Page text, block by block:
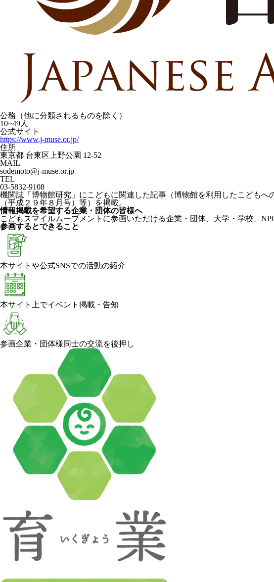
公務（他に分類されるものを除く）
10~49人
公式サイト
https://www.j-muse.or.jp/
住所
東京都 台東区上野公園 12-52
MAIL
sodemoto@j-muse.or.jp
TEL
03-5832-9108
機関誌「博物館研究」にこどもに関連した記事（博物館を利用したこども
（平成２９年８月号）等）を掲載。
情報掲載を希望する企業・団体の皆様へ
こどもスマイルムーブメントに参画いただける企業・団体、大学・学校、
参画するとできること
本サイトや公式SNSでの活動の紹介
本サイト上でイベント掲載・告知
参画企業・団体様同士の交流を後押し